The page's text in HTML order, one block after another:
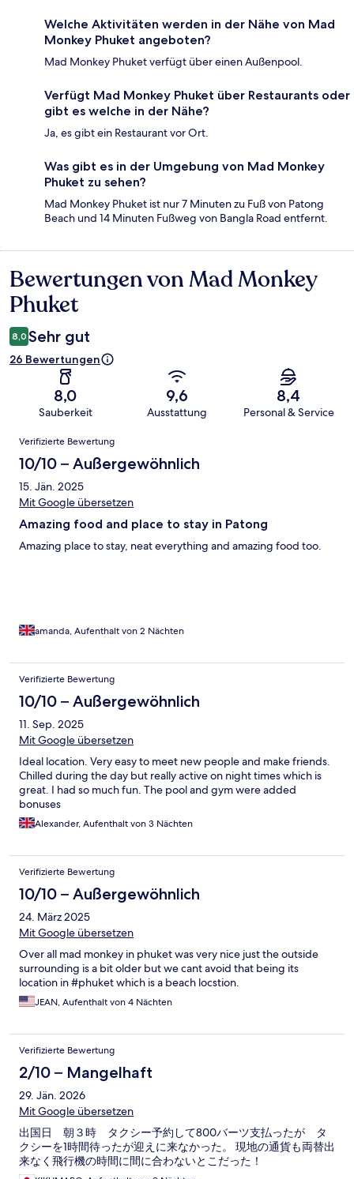
Welche Aktivitäten werden in der Nähe von Mad
Monkey Phuket angeboten?
Mad Monkey Phuket verfügt über einen Außenpool.
Verfügt Mad Monkey Phuket über Restaurants oder
gibt es welche in der Nähe?
Ja, es gibt ein Restaurant vor Ort.
Was gibt es in der Umgebung von Mad Monkey
Phuket zu sehen?
Mad Monkey Phuket ist nur 7 Minuten zu Fuß von Patong
Beach und 14 Minuten Fußweg von Bangla Road entfernt.
Bewertungen
Bewertungen von Mad Monkey
Phuket
8,0 Sehr gut
26 Bewertungen
8,0
Sauberkeit
9,6
Ausstattung
8,4
Personal & Service
Bewertungen
Verifizierte Bewertung
10/10 – Außergewöhnlich
15. Jän. 2025
Mit Google übersetzen
Amazing food and place to stay in Patong
Amazing place to stay, neat everything and amazing food too.
amanda, Aufenthalt von 2 Nächten
Verifizierte Bewertung
10/10 – Außergewöhnlich
11. Sep. 2025
Mit Google übersetzen
Ideal location. Very easy to meet new people and make friends.
Chilled during the day but really active on night times which is
great. I had so much fun. The pool and gym were added
bonuses
Alexander, Aufenthalt von 3 Nächten
Verifizierte Bewertung
10/10 – Außergewöhnlich
24. März 2025
Mit Google übersetzen
Over all mad monkey in phuket was very nice just the outside
surrounding is a bit older but we cant avoid that being its
location in #phuket which is a beach locstion.
JEAN, Aufenthalt von 4 Nächten
Verifizierte Bewertung
2/10 – Mangelhaft
29. Jän. 2026
Mit Google übersetzen
出国日 朝３時 タクシー予約して800バーツ支払ったが タ
クシーを1時間待ったが迎えに来なかった。 現地の通貨も両替出
来なく飛行機の時間に間に合わないとこだった！